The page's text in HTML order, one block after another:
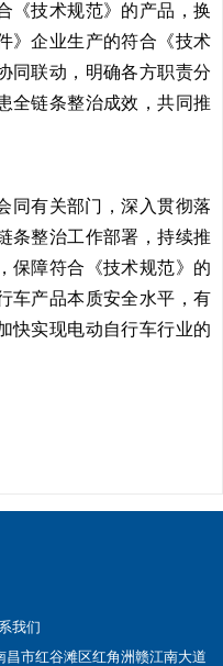
《技术规范》的产品，换
》企业生产的符合《技术
同联动，明确各方职责分
全链条整治成效，共同推
同有关部门，深入贯彻落
条整治工作部署，持续推
保障符合《技术规范》的
车产品本质安全水平，有
快实现电动自行车行业的
我们
昌市红谷滩区红角洲赣江南大道